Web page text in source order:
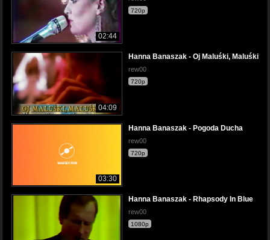
02:44
720p
04:09
Hanna Banaszak - Oj Maluśki, Maluśki
rew00
720p
03:30
Hanna Banaszak - Pogoda Ducha
rew00
720p
Hanna Banaszak - Rhapsody In Blue
rew00
1080p